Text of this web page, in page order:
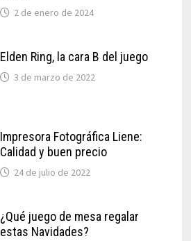
2 de enero de 2024
Elden Ring, la cara B del juego
3 de marzo de 2022
Impresora Fotográfica Liene:
Calidad y buen precio
24 de julio de 2022
¿Qué juego de mesa regalar
estas Navidades?